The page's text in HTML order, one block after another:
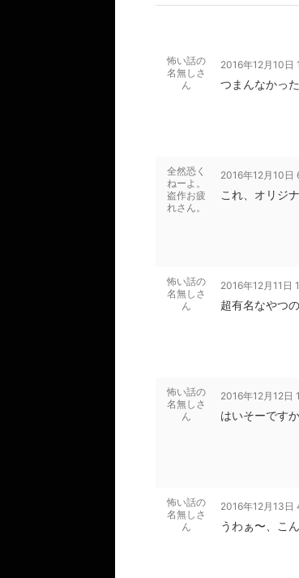
怖い話の
名無しさ
ん
2016年12月10日
つまんなかった
全然恐く
ねーよ。
盗作お疲
れさん。
2016年12月10日
これ、オリジ
怖い話の
名無しさ
ん
2016年12月11日
超有名なやつ
怖い話の
名無しさ
ん
2016年12月12日
はいそーです
怖い話の
名無しさ
ん
2016年12月13日
うわぁ〜、こ